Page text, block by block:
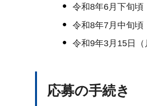
令和8年6月下旬
令和8年7月中旬
令和9年3月15日
応募の手続き